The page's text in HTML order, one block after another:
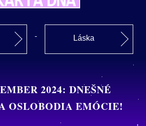
Láska
2024: DNEŠNÉ
OSLOBODIA EMÓCIE!